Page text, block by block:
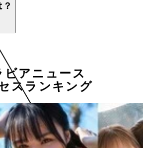
ビアニュース
スランキング